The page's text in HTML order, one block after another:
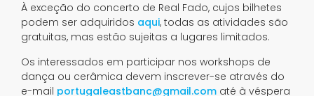
À exceção do concerto de Real Fado, cujos bilhetes
podem ser adquiridos aqui, todas as atividades são
gratuitas, mas estão sujeitas a lugares limitados.
Os interessados em participar nos workshops de
dança ou cerâmica devem inscrever-se através do
e-mail portugaleastbanc@gmail.com até à véspera